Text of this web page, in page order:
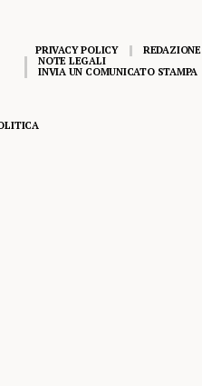
PRIVACY POLICY
REDAZIONE
NOTE LEGALI
INVIA UN COMUNICATO STAMPA